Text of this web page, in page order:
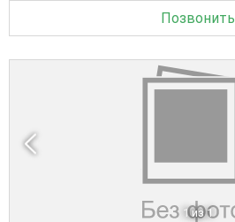
Позвонить
1 из 1